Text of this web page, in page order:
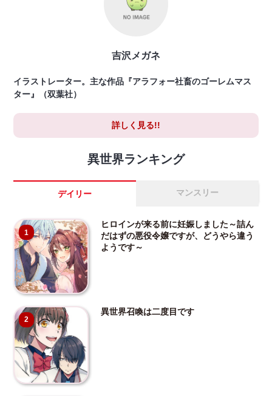
吉沢メガネ
イラストレーター。主な作品『アラフォー社畜のゴーレムマス
ター』（双葉社）
詳しく見る!!
異世界ランキング
デイリー マンスリー
1
ヒロインが来る前に妊娠しました～詰ん
だはずの悪役令嬢ですが、どうやら違う
ようです～
2
異世界召喚は二度目です